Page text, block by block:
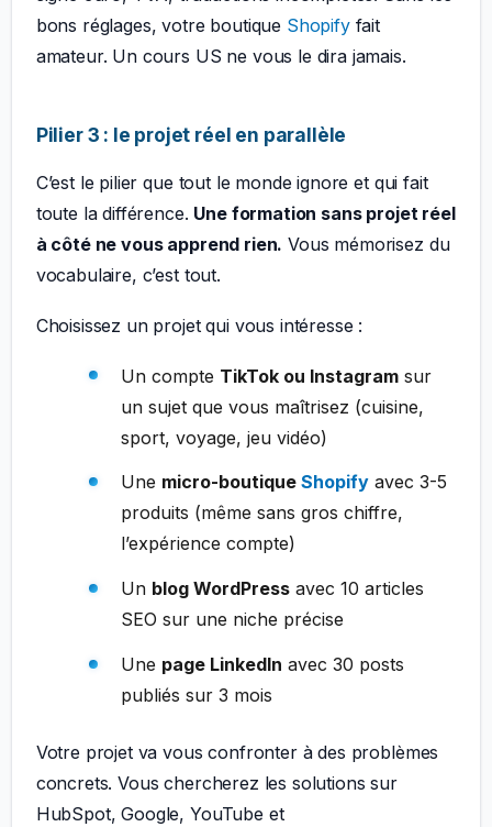
bons réglages, votre boutique Shopifyfait
amateur. Un cours US ne vous le dira jamais.
Pilier 3 : le projet réel en parallèle
C’est le pilier que tout le monde ignore et qui fait
toute la différence. Une formation sans projet réel
à côté ne vous apprend rien. Vous mémorisez du
vocabulaire, c’est tout.
Choisissez un projet qui vous intéresse :
Un compte TikTok ou Instagramsur
un sujet que vous maîtrisez (cuisine,
sport, voyage, jeu vidéo)
Une micro-boutique Shopifyavec 3-5
produits (même sans gros chiffre,
l’expérience compte)
Un blog WordPressavec 10 articles
SEO sur une niche précise
Une page LinkedIn avec 30 posts
publiés sur 3 mois
Votre projet va vous confronter à des problèmes
concrets. Vous chercherez les solutions sur
HubSpot, Google, YouTube et